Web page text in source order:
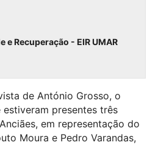
e Recuperação - EIR UMAR
de António Grosso, o
estiveram presentes três
em representação do
Moura e Pedro Varandas,